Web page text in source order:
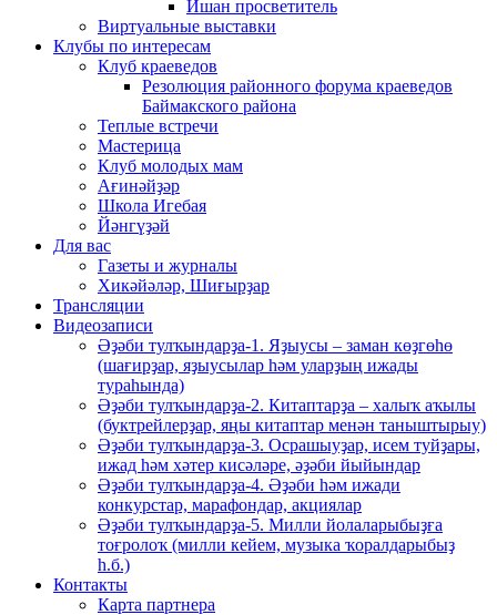
Ишан просветитель
Виртуальные выставки
Клубы по интересам
Клуб краеведов
Резолюция районного форума краеведов
Баймакского района
Теплые встречи
Мастерица
Клуб молодых мам
Ағинәйҙәр
Школа Игебая
Йәнгүҙәй
Для вас
Газеты и журналы
Хикәйәләр, Шиғырҙар
Трансляции
Видеозаписи
Әҙәби тулҡындарҙа-1. Яҙыусы – заман көҙгөһө
(шағирҙар, яҙыусылар һәм уларҙың ижады
тураһында)
Әҙәби тулҡындарҙа-2. Китаптарҙа – халыҡ аҡылы
(буктрейлерҙар, яңы китаптар менән таныштырыу)
Әҙәби тулҡындарҙа-3. Осрашыуҙар, исем туйҙары,
ижад һәм хәтер кисәләре, әҙәби йыйындар
Әҙәби тулҡындарҙа-4. Әҙәби һәм ижади
конкурстар, марафондар, акциялар
Әҙәби тулҡындарҙа-5. Милли йолаларыбыҙға
тоғролоҡ (милли кейем, музыка ҡоралдарыбыҙ
һ.б.)
Контакты
Карта партнера